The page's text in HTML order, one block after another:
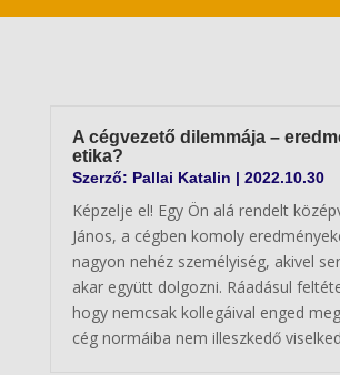
A cégvezető dilemmája –
etika?
Szerző: Pallai Katalin | 2022.10.30
Képzelje el! Egy Ön alá rendelt
János, a cégben komoly
nagyon nehéz személyiség, akivel
akar együtt dolgozni. Ráadásul
hogy nemcsak kollegáival enged
cég normáiba nem illeszkedő